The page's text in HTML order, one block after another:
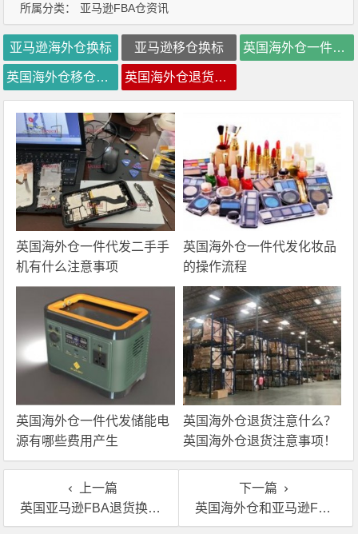
所属分类： 亚马逊FBA仓资讯
亚马逊海外仓换标 亚马逊移仓换标 英国海外仓一件代发
英国海外仓移仓换标 英国海外仓退货处理
英国海外仓一件代发二手手
机有什么注意事项
英国海外仓一件代发化妆品
的操作流程
英国海外仓一件代发储能电
源有哪些费用产生
英国海外仓退货注意什么？
英国海外仓退货注意事项！
上一篇
英国亚马逊FBA退货换标流程,亚马逊FBA退货怎么处理
下一篇
英国海外仓和亚马逊FBA仓哪一个配送费用高一些？